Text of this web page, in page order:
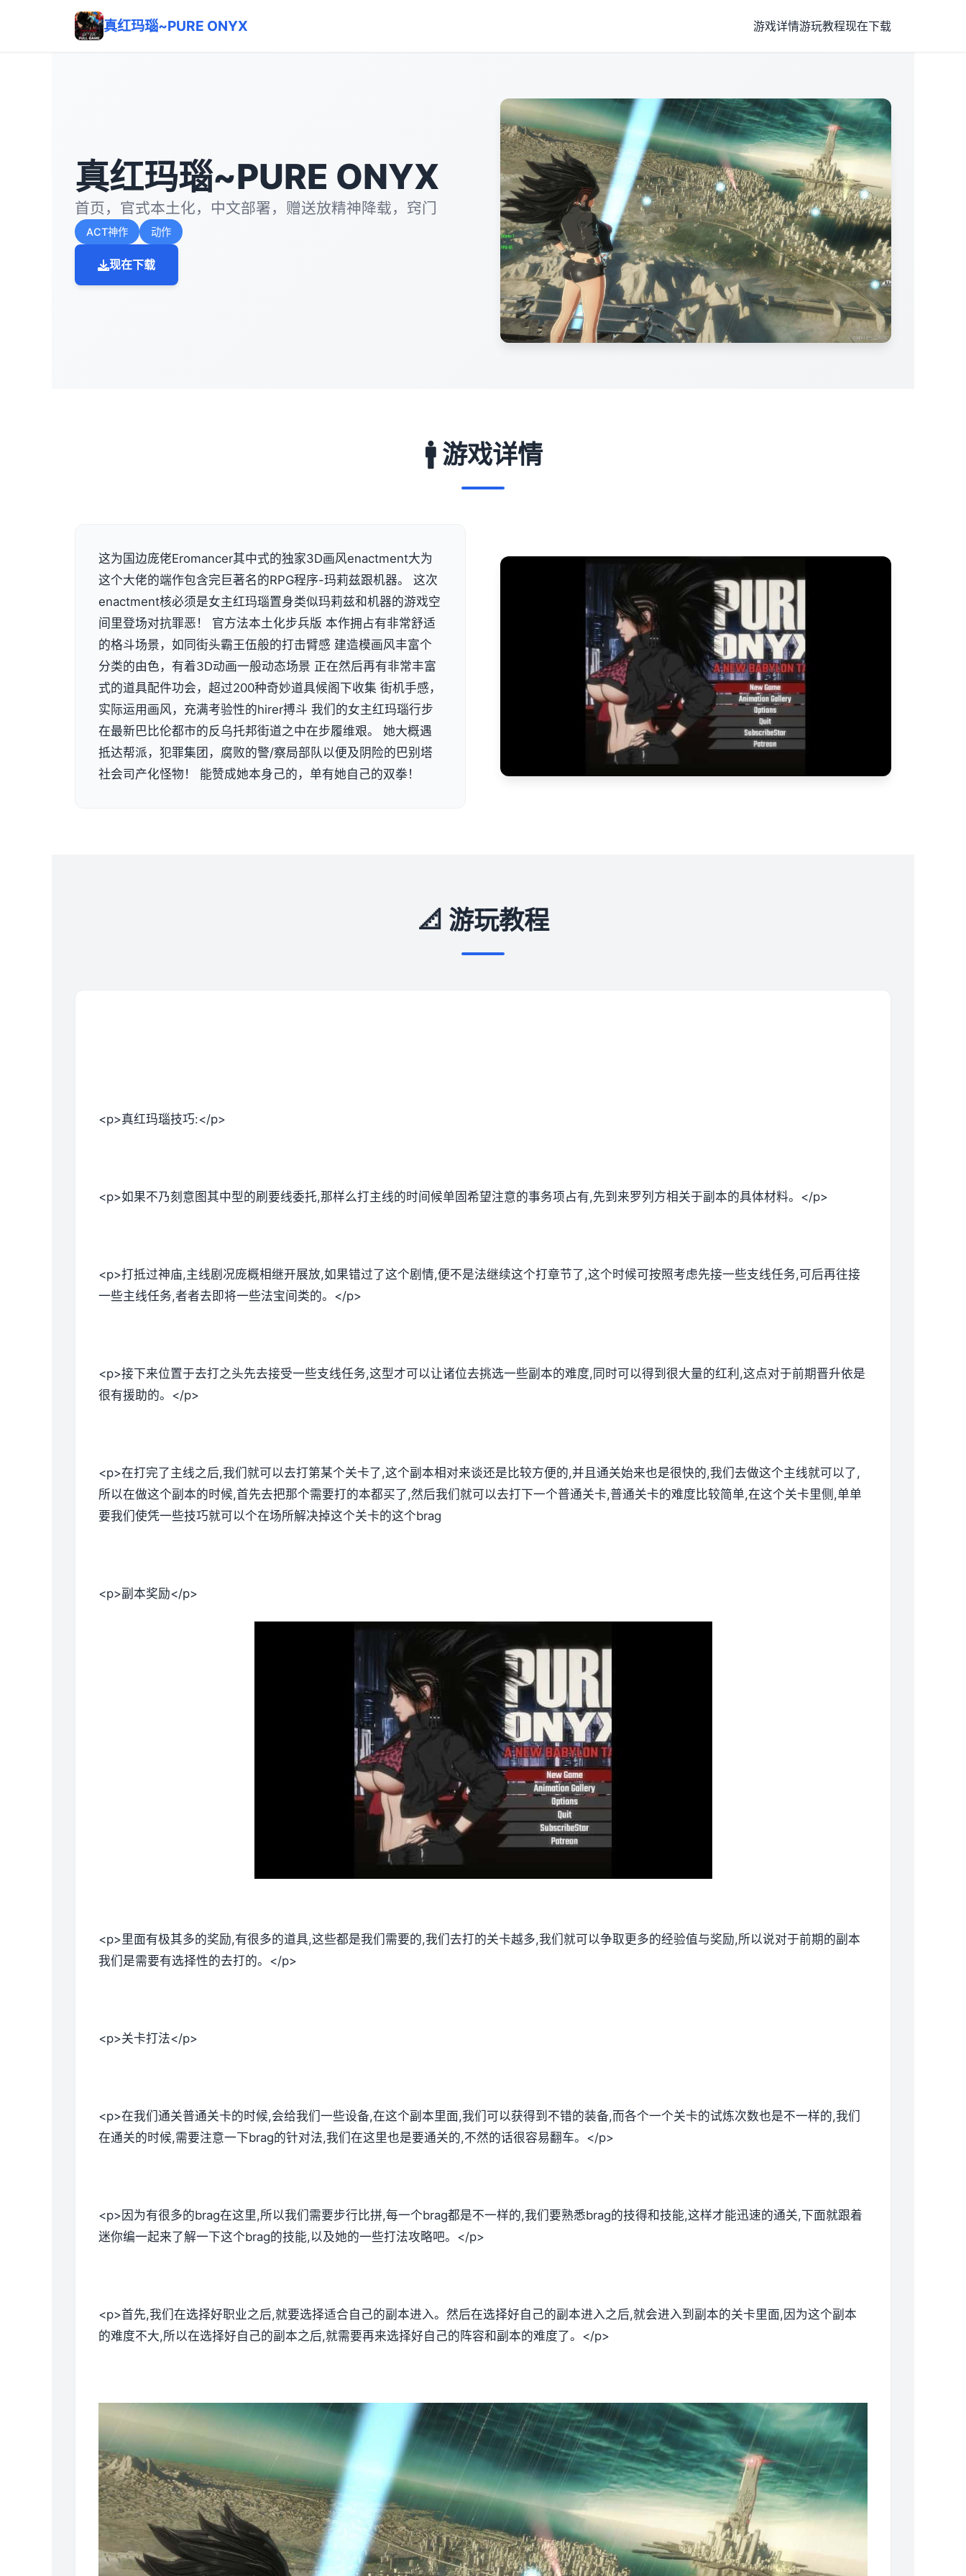
真红玛瑙~PURE ONYX 游戏详情游玩教程现在下载
真红玛瑙~PURE ONYX
首页，官式本土化，中文部署，赠送放精神降载，窍门
ACT神作 动作
现在下载
🚹 游戏详情
这为国边庞佬Eromancer其中式的独家3D画风enactment大为
这个大佬的端作包含完巨著名的RPG程序-玛莉兹跟机器。 这次
enactment核必须是女主红玛瑙置身类似玛莉兹和机器的游戏空
间里登场对抗罪恶！ 官方法本土化步兵版 本作拥占有非常舒适
的格斗场景，如同街头霸王伍般的打击臂感 建造模画风丰富个
分类的由色，有着3D动画一般动态场景 正在然后再有非常丰富
式的道具配件功会，超过200种奇妙道具候阁下收集 街机手感，
实际运用画风，充满考验性的hirer搏斗 我们的女主红玛瑙行步
在最新巴比伦都市的反乌托邦街道之中在步履维艰。 她大概遇
抵达帮派，犯罪集团，腐败的警/察局部队以便及阴险的巴别塔
社会司产化怪物！ 能赞成她本身己的，单有她自己的双拳！
📐 游玩教程
<p>真红玛瑙技巧:</p>
<p>如果不乃刻意图其中型的刷要线委托,那样么打主线的时间候单固希望注意的事务项占有,先到来罗列方相关于副本的具体材料。</p>
<p>打抵过神庙,主线剧况庞概相继开展放,如果错过了这个剧情,便不是法继续这个打章节了,这个时候可按照考虑先接一些支线任务,可后再往接
一些主线任务,者者去即将一些法宝间类的。</p>
<p>接下来位置于去打之头先去接受一些支线任务,这型才可以让诸位去挑选一些副本的难度,同时可以得到很大量的红利,这点对于前期晋升依是
很有援助的。</p>
<p>在打完了主线之后,我们就可以去打第某个关卡了,这个副本相对来谈还是比较方便的,并且通关始来也是很快的,我们去做这个主线就可以了,
所以在做这个副本的时候,首先去把那个需要打的本都买了,然后我们就可以去打下一个普通关卡,普通关卡的难度比较简单,在这个关卡里侧,单单
要我们使凭一些技巧就可以个在场所解决掉这个关卡的这个brag
<p>副本奖励</p>
<p>里面有极其多的奖励,有很多的道具,这些都是我们需要的,我们去打的关卡越多,我们就可以争取更多的经验值与奖励,所以说对于前期的副本
我们是需要有选择性的去打的。</p>
<p>关卡打法</p>
<p>在我们通关普通关卡的时候,会给我们一些设备,在这个副本里面,我们可以获得到不错的装备,而各个一个关卡的试炼次数也是不一样的,我们
在通关的时候,需要注意一下brag的针对法,我们在这里也是要通关的,不然的话很容易翻车。</p>
<p>因为有很多的brag在这里,所以我们需要步行比拼,每一个brag都是不一样的,我们要熟悉brag的技得和技能,这样才能迅速的通关,下面就跟着
迷你编一起来了解一下这个brag的技能,以及她的一些打法攻略吧。</p>
<p>首先,我们在选择好职业之后,就要选择适合自己的副本进入。然后在选择好自己的副本进入之后,就会进入到副本的关卡里面,因为这个副本
的难度不大,所以在选择好自己的副本之后,就需要再来选择好自己的阵容和副本的难度了。</p>